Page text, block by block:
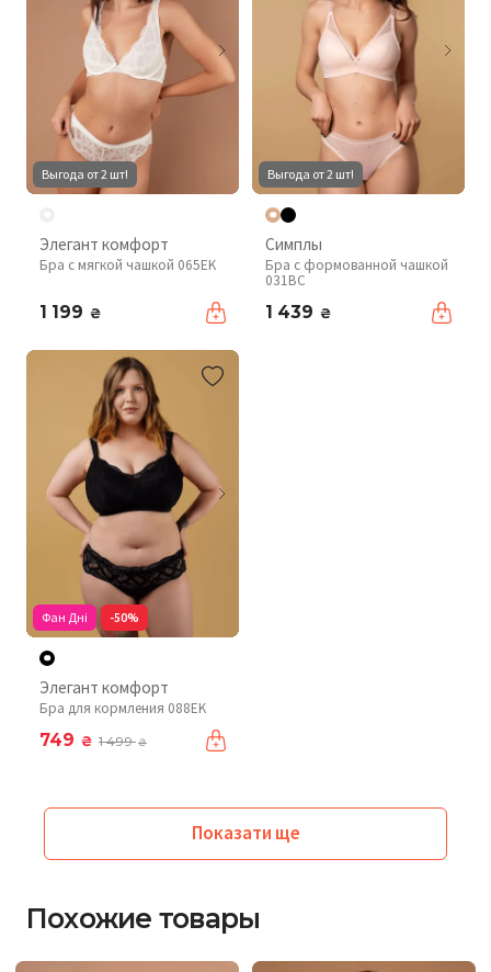
Выгода от 2 шт!
Элегант комфорт
Бра с мягкой чашкой 065EK
1 199 ₴
Выгода от 2 шт!
Симплы
Бра с формованной чашкой
031BC
1 439 ₴
Фан Дні -50%
Элегант комфорт
Бра для кормления 088EK
749 ₴ 1 499₴
Показати ще
Похожие товары